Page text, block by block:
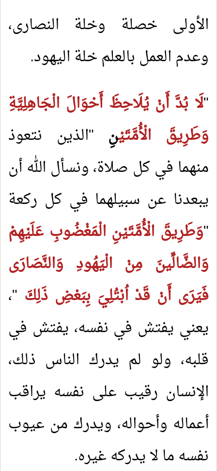
الأولى خصلة وخلة النصارى،
وعدم العمل بالعلم خلة اليهود.
"لَا بُدَّ أَنْ يُلَاحِظَ أَحْوَالَ الْجَاهِلِيَّةِ
وَطَرِيقَ الْأُمَّتَيْنِ "الذين نتعوذ
منهما في كل صلاة، ونسأل الله أن
يبعدنا عن سبيلهما في كل ركعة
"وَطَرِيقَ الْأُمَّتَيْنِ الْمَغْضُوبِ عَلَيْهِمْ
وَالضَّالِّينَ مِنْ الْيَهُودِ وَالنَّصَارَى
فَيَرَى أَنْ قَدْ اُبْتُلِيَ بِبَعْضِ ذَلِكَ "،
يعني يفتش في نفسه، يفتش في
قلبه، ولو لم يدرك الناس ذلك،
الإنسان رقيب على نفسه يراقب
أعماله وأحواله، ويدرك من عيوب
نفسه ما لا يدركه غيره.